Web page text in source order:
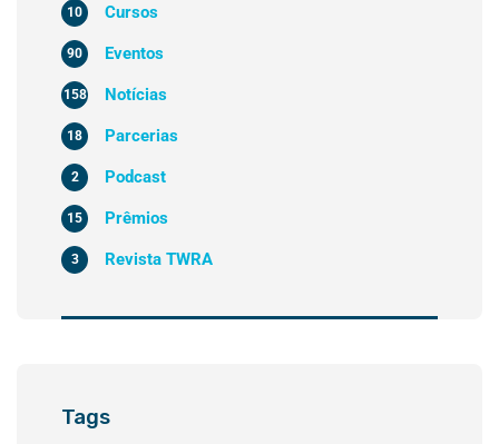
Cursos
10
Eventos
90
Notícias
158
Parcerias
18
Podcast
2
Prêmios
15
Revista TWRA
3
Tags